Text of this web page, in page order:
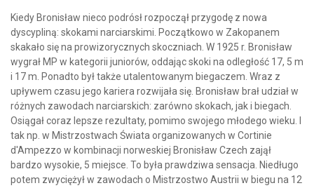
Kiedy Bronisław nieco podrósł rozpoczął przygodę z nowa
dyscypliną: skokami narciarskimi. Początkowo w Zakopanem
skakało się na prowizorycznych skoczniach. W 1925 r. Bronisław
wygrał MP w kategorii juniorów, oddając skoki na odległość 17, 5 m
i 17 m. Ponadto był także utalentowanym biegaczem. Wraz z
upływem czasu jego kariera rozwijała się. Bronisław brał udział w
różnych zawodach narciarskich: zarówno skokach, jak i biegach.
Osiągał coraz lepsze rezultaty, pomimo swojego młodego wieku. I
tak np. w Mistrzostwach Świata organizowanych w Cortinie
d'Ampezzo w kombinacji norweskiej Bronisław Czech zajął
bardzo wysokie, 5 miejsce. To była prawdziwa sensacja. Niedługo
potem zwyciężył w zawodach o Mistrzostwo Austrii w biegu na 12